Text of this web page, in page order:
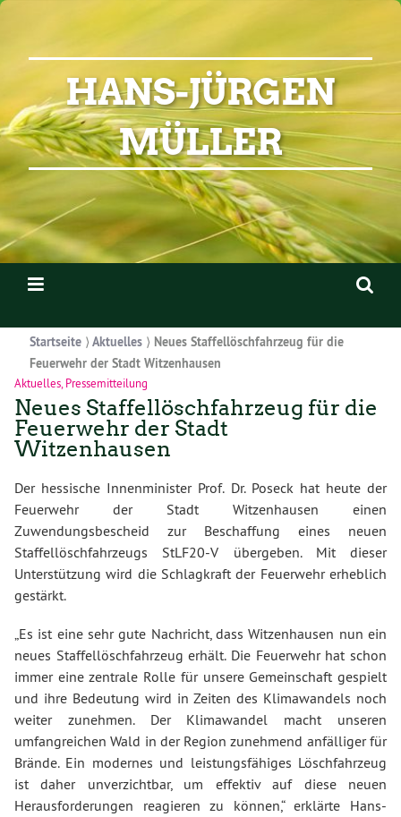
HANS-JÜRGEN
MÜLLER
Startseite ⟩ Aktuelles ⟩ Neues Staffellöschfahrzeug für die
Feuerwehr der Stadt Witzenhausen
Aktuelles Pressemitteilung
Neues Staffellöschfahrzeug für die
Feuerwehr der Stadt
Witzenhausen
Der hessische Innenminister Prof. Dr. Poseck hat heute der
Feuerwehr der Stadt Witzenhausen einen
Zuwendungsbescheid zur Beschaffung eines neuen
Staffellöschfahrzeugs StLF20-V übergeben. Mit dieser
Unterstützung wird die Schlagkraft der Feuerwehr erheblich
gestärkt.
„Es ist eine sehr gute Nachricht, dass Witzenhausen nun ein
neues Staffellöschfahrzeug erhält. Die Feuerwehr hat schon
immer eine zentrale Rolle für unsere Gemeinschaft gespielt
und ihre Bedeutung wird in Zeiten des Klimawandels noch
weiter zunehmen. Der Klimawandel macht unseren
umfangreichen Wald in der Region zunehmend anfälliger für
Brände. Ein modernes und leistungsfähiges Löschfahrzeug
ist daher unverzichtbar, um effektiv auf diese neuen
Herausforderungen reagieren zu können,“ erklärte Hans-